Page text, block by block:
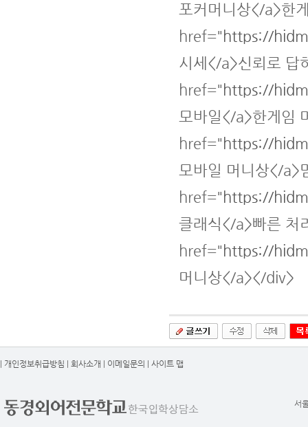
포커머니상</a>한
href=" https://
시세</a>신뢰로 답
href=" https://
모바일</a>한게임
href=" https://
모바일 머니상</a>
href=" https://
클래식</a>빠른 처
href=" https://
머니상</a></div>
개인정보취급방침 회사소개 이메일문의 사이트 맵
서